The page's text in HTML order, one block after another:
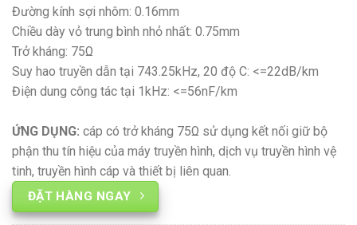
Đường kính sợi nhôm: 0.16mm
Chiều dày vỏ trung bình nhỏ nhất: 0.75mm
Trở kháng: 75Ω
Suy hao truyền dẫn tại 743.25kHz, 20 độ C: <=22dB/km
Điện dung công tác tại 1kHz: <=56nF/km
ỨNG DỤNG: cáp có trở kháng 75Ω sử dụng kết nối giữ bộ
phận thu tín hiệu của máy truyền hình, dịch vụ truyền hình vệ
tinh, truyền hình cáp và thiết bị liên quan.
ĐẶT HÀNG NGAY